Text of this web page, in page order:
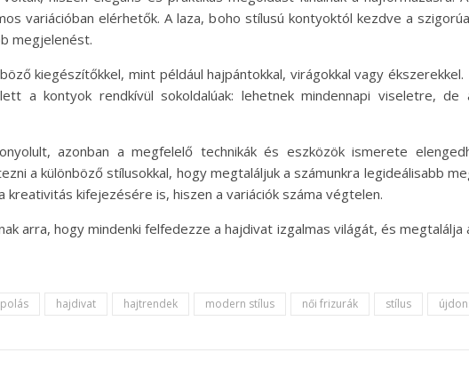
variációban elérhetők. A laza, boho stílusú kontyoktól kezdve a
megjelenést.
kiegészítőkkel, mint például hajpántokkal, virágokkal vagy
a kontyok rendkívül sokoldalúak: lehetnek mindennapi viseletre, de
azonban a megfelelő technikák és eszközök ismerete
a különböző stílusokkal, hogy megtaláljuk a számunkra legideálisabb
kreativitás kifejezésére is, hiszen a variációk száma végtelen.
arra, hogy mindenki felfedezze a hajdivat izgalmas világát, és
hajdivat hajtrendek modern stílus női frizurák stílus